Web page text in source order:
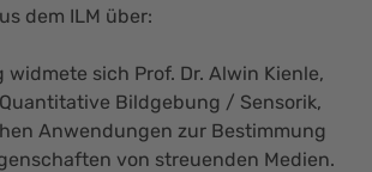
dem ILM über:
widmete sich Prof. Dr. Alwin Kienle,
Bildgebung / Sensorik,
Anwendungen zur Bestimmung
von streuenden Medien.